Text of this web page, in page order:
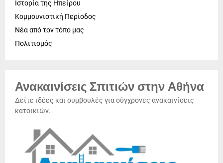
Ιστορία της Ηπείρου
Κομμουνιστική Περίοδος
Νέα από τον τόπο μας
Πολιτισμός
Ανακαινίσεις Σπιτιών στην Αθήνα
Δείτε ιδέες και συμβουλές για σύγχρονες ανακαινίσεις
κατοικιών.